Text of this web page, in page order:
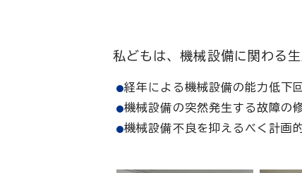
私どもは、機械設備に関わる
経年による機械設備の能力低下
機械設備の突然発生する故障の
機械設備不良を抑えるべく計画